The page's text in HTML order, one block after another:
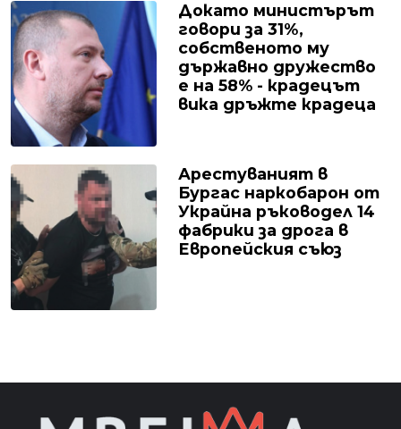
Докато министърът
говори за 31%,
собственото му
държавно дружество
е на 58% - крадецът
вика дръжте крадеца
Арестуваният в
Бургас наркобарон от
Украйна ръководел 14
фабрики за дрога в
Европейския съюз